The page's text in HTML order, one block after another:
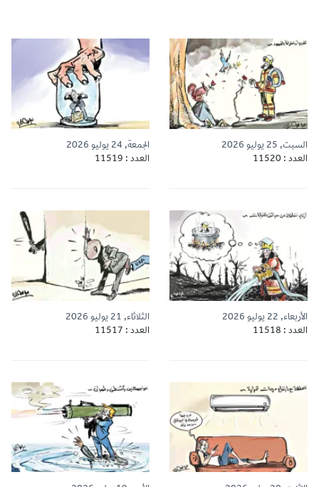
السبت, 25 يوليو 2026
العدد : 11520
الجمعة, 24 يوليو 2026
العدد : 11519
الأربعاء, 22 يوليو 2026
العدد : 11518
الثلاثاء, 21 يوليو 2026
العدد : 11517